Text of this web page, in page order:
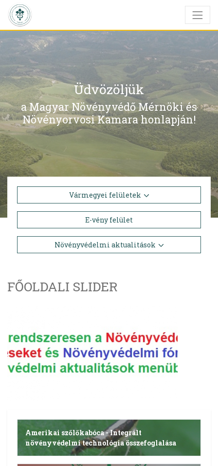
Üdvözöljük
a Magyar Növényvédő Mérnöki és
Növényorvosi Kamara honlapján!
Vármegyei felületek
E-vény felület
Növényvédelmi aktualitások
FŐOLDALI SLIDER
Amerikai szőlőkabóca - Integrált
növényvédelmi technológia összefoglalása